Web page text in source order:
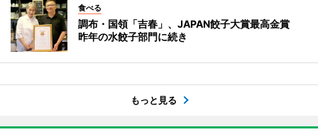
食べる
調布・国領「吉春」、JAPAN餃子大賞最高金賞
昨年の水餃子部門に続き
もっと見る